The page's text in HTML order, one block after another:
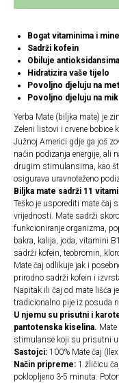
Bogat vitaminima i
Sadrži kofein
Obiluje antioksidansima
Hidratizira vaše tijelo
Povoljno djeluju na
Povoljno djeluju na
Yerba Mate (biljka mate) je
Zeleni listovi i crvene bobice
Južnoj Americi gdje ga još
način podizanja energije, ali
drugim stimulansima, kao
osigurava uravnoteženo
Biljka mate sadrži 11
Teško je usporediti mate
vrijednosti. Mate sadrži
funkcioniranje organizma,
bakra, kalija, joda, vitamini
sadrži kofein, teobromin,
Mate čaj odlikuje jak i
prirodno sadrži kofein i
Napitak ili čaj od mate lišća
tradicionalno pije iz posuda
U njemu su prisutni i
pantotenska kiselina.
stimulanse koji su prisutni u
Sastojci: 100% Mate čaj
Način pripreme: 1 žličicu
poklopljeno 3-5 minuta.